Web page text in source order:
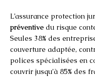
L’assurance protection
préventive du risque
Seules 38% des
couverture adaptée,
polices spécialisées en
couvrir jusqu’à 85% des